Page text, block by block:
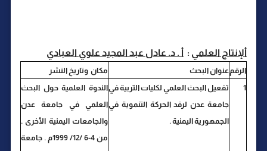
ألإنتاج العلمي : أ . د. عادل عبد المجيد علوي العبادي
الرقمعنوان البحث
مكان وتاريخ النشر
1
تفعيل البحث العلمي لكليات التربية في
جامعة عدن لرفد الحركة التنموية في
الجمهورية اليمنية .
الندوة العلمية حول البحث
العلمي في جامعة عدن
والجامعات اليمنية الأخرى .
من 4-6 /12/ 1999م . جامعة